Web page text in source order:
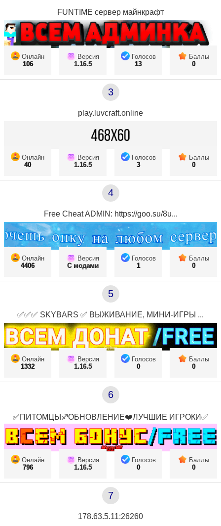
FUNTIME сервер майнкрафт
Онлайн
106
Версия
1.16.5
Голосов
13
Баллы
0
3
play.luvcraft.online
Онлайн
40
Версия
1.16.5
Голосов
3
Баллы
0
4
Free Cheat ADMIN: https://goo.su/8u...
Онлайн
4406
Версия
С модами
Голосов
1
Баллы
0
5
✅✅✅ SKYBARS ✅ ВЫЖИВАНИЕ, МИНИ-ИГРЫ ...
Онлайн
1332
Версия
1.16.5
Голосов
0
Баллы
0
6
✅ПИТОМЦЫ♐ОБНОВЛЕНИЕ❤️ЛУЧШИЕ ИГРОКИ✅
Онлайн
796
Версия
1.16.5
Голосов
0
Баллы
0
7
178.63.5.11:26260